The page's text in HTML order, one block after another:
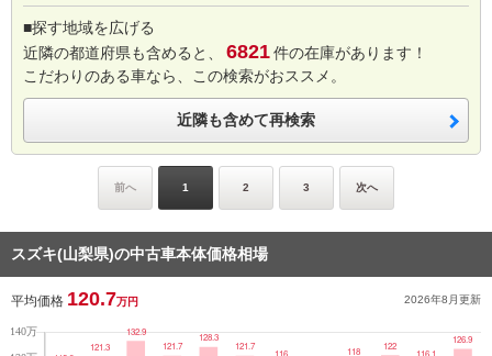
■探す地域を広げる
近隣の都道府県も含めると、
6821件の在庫があります！
こだわりのある車なら、この検索がおススメ。
近隣も含めて再検索
前へ 1 2 3 次へ
スズキ(山梨県)の中古車本体価格相場
平均価格 120.7万円 2026年8月更新